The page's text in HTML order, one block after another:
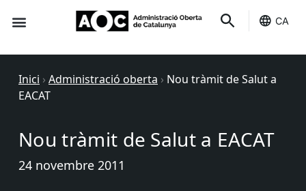
CA
Inici › Administració oberta › Nou tràmit de Salut a
EACAT
Nou tràmit de Salut a EACAT
24 novembre 2011